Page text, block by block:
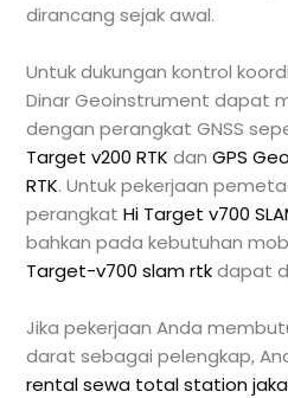
dirancang sejak awal.
Untuk dukungan kontrol
Dinar Geoinstrument dapat
dengan perangkat GNSS
Target v200 RTK danGPS
RTK. Untuk pekerjaan
perangkatHi Target v700
bahkan pada kebutuhan
Target-v700 slam rtkdapat
Jika pekerjaan Anda
darat sebagai pelengkap,
rental sewa total station